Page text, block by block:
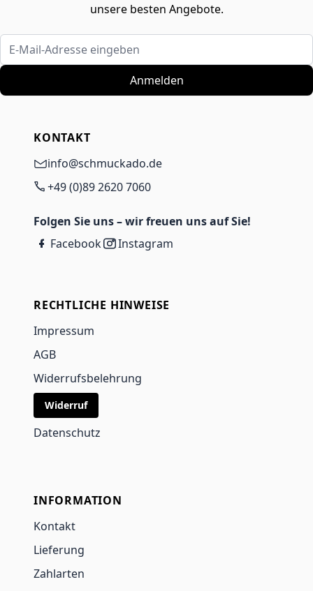
unsere besten Angebote.
E-Mail-Adresse eingeben
Anmelden
KONTAKT
info@schmuckado.de
+49 (0)89 2620 7060
Folgen Sie uns – wir freuen uns auf Sie!
Facebook
Instagram
RECHTLICHE HINWEISE
Impressum
AGB
Widerrufsbelehrung
Widerruf
Datenschutz
INFORMATION
Kontakt
Lieferung
Zahlarten